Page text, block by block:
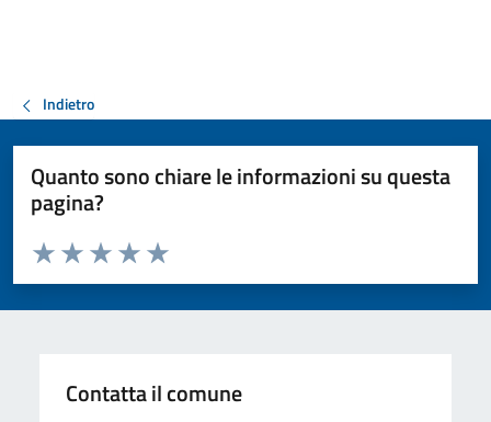
Indietro
Quanto sono chiare le informazioni su questa
pagina?
Valuta da 1 a 5 stelle la pagina
Valuta 5 stelle su 5
Valuta 4 stelle su 5
Valuta 3 stelle su 5
Valuta 2 stelle su 5
Valuta 1 stelle su 5
Contatta il comune